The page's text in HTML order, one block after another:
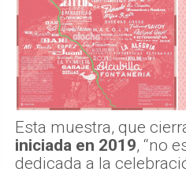
Esta muestra, que
iniciada en 2019, “no
dedicada a la